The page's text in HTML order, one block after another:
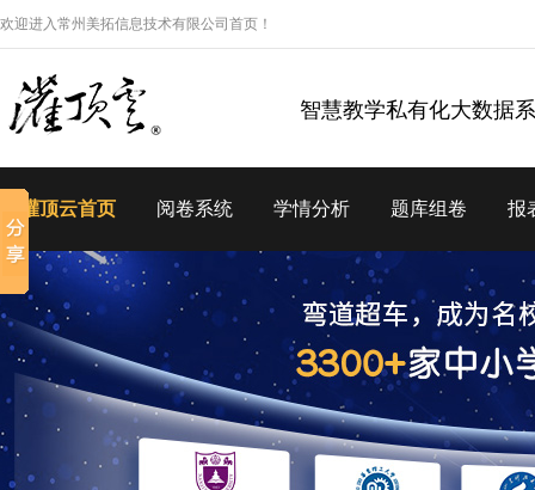
欢迎进入常州美拓信息技术有限公司首页！
智慧教学私有化大数据
灌顶云首页 阅卷系统 学情分析 题库组卷 报